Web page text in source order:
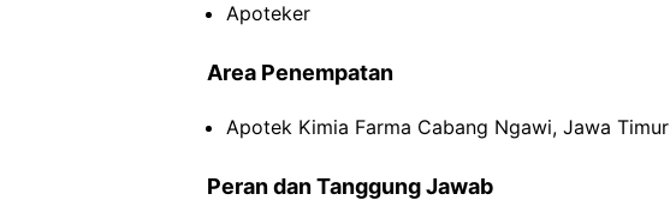
Apoteker
Area Penempatan
Apotek Kimia Farma Cabang Ngawi, Jawa Timur
Peran dan Tanggung Jawab